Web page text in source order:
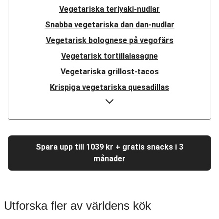
Vegetariska teriyaki-nudlar
Snabba vegetariska dan dan-nudlar
Vegetarisk bolognese på vegofärs
Vegetarisk tortillalasagne
Vegetariska grillost-tacos
Krispiga vegetariska quesadillas
Vegetariska fajitas på ostronskivling
Vegetarisk linsbowl
Vegetarisk pulled beans-teriyaki
Vegetarisk medelhavsgryta
Vegetarisk moussaka på vegofärs
Spara upp till 1039 kr + gratis snacks i 3
månader
Utforska fler av världens kök